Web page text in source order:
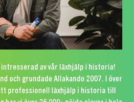
av vår läxhjälp i historia!
och grundade Allakando 2007. I över
professionell läxhjälp i historia till